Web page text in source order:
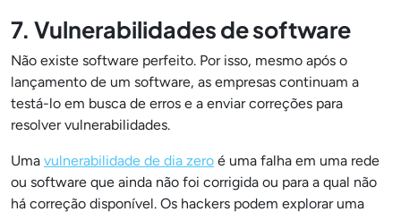
7. Vulnerabilidades de software
Não existe software perfeito. Por isso, mesmo após o
lançamento de um software, as empresas continuam a
testá-lo em busca de erros e a enviar correções para
resolver vulnerabilidades.
Uma vulnerabilidade de dia zero é uma falha em uma rede
ou software que ainda não foi corrigida ou para a qual não
há correção disponível. Os hackers podem explorar uma